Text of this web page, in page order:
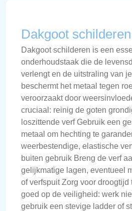
Dakgoot
Dakgoot schilderen is een
onderhoudstaak die de
verlengt en de uitstraling van
beschermt het metaal tegen
veroorzaakt door
cruciaal: reinig de goten
loszittende verf Gebruik een
metaal om hechting te
weerbestendige, elastische
buiten gebruik Breng de verf
gelijkmatige lagen, eventueel
of verfspuit Zorg voor
goed op de veiligheid: werk
gebruik een stevige ladder of